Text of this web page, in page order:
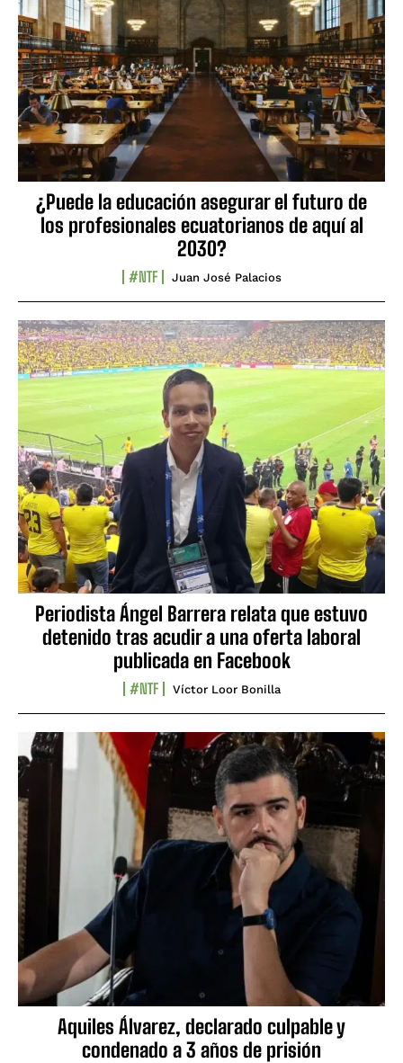
¿Puede la educación asegurar el futuro de
los profesionales ecuatorianos de aquí al
2030?
#NTF Juan José Palacios
Periodista Ángel Barrera relata que estuvo
detenido tras acudir a una oferta laboral
publicada en Facebook
#NTF Víctor Loor Bonilla
Aquiles Álvarez, declarado culpable y
condenado a 3 años de prisión